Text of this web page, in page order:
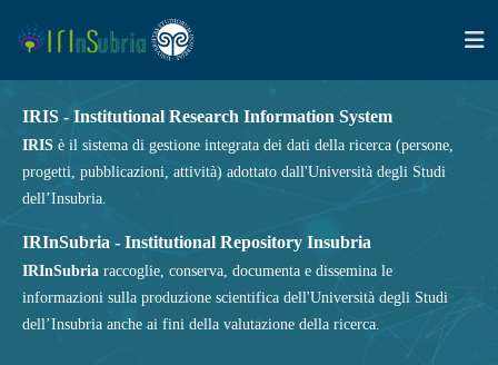
IRIS - Institutional Research Information System
IRIS è il sistema di gestione integrata dei dati della ricerca (persone,
progetti, pubblicazioni, attività) adottato dall'Università degli Studi
dell’Insubria.
IRInSubria - Institutional Repository Insubria
IRInSubria raccoglie, conserva, documenta e dissemina le
informazioni sulla produzione scientifica dell'Università degli Studi
dell’Insubria anche ai fini della valutazione della ricerca.